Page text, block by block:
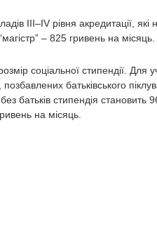
III–IV рівня акредитації, які
– 825 гривень на місяць.
соціальної стипендії. Для
позбавлених батьківського
батьків стипендія становить
на місяць.